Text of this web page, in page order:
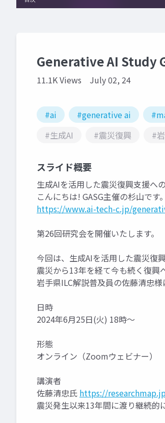
Generative AI Study
11.1K Views July 02, 24
#ai #generative ai
#生成AI
#震災復興 #
スライド概要
生成AIを活用した震災復興支援へ
こんにちは! GASG主催の杉山です。
https://www.ai-tech-c.jp/
第26回研究会を開催いたします。
今回は、生成AIを活用した震災復
震災から13年を経て今も続く復興
岩手県ILC解説普及員の佐藤清忠様
日時
2024年6月25日(火) 18時～
形態
オンライン（Zoomウェビナー）
講演者
佐藤清忠氏 https://
震災発生以来13年間に渡り継続的